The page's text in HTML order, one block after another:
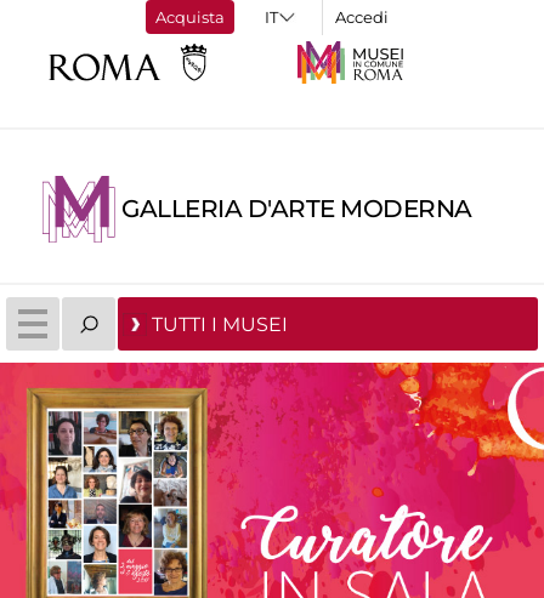
Acquista Accedi
GALLERIA D'ARTE MODERNA
TUTTI I MUSEI